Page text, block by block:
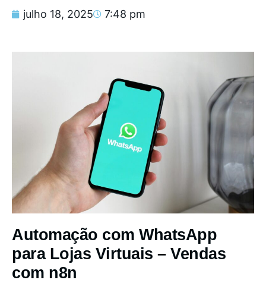
julho 18, 2025 7:48 pm
Automação com WhatsApp
para Lojas Virtuais – Vendas
com n8n